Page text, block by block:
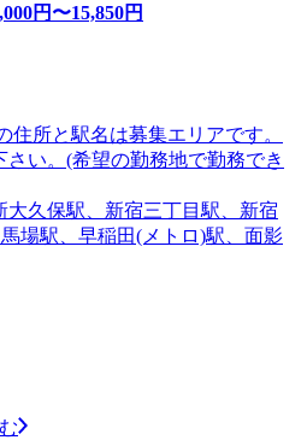
円〜15,850円
所と駅名は募集エリアです。
い。(希望の勤務地で勤務でき
久保駅、新宿三丁目駅、新宿
場駅、早稲田(メトロ)駅、面影